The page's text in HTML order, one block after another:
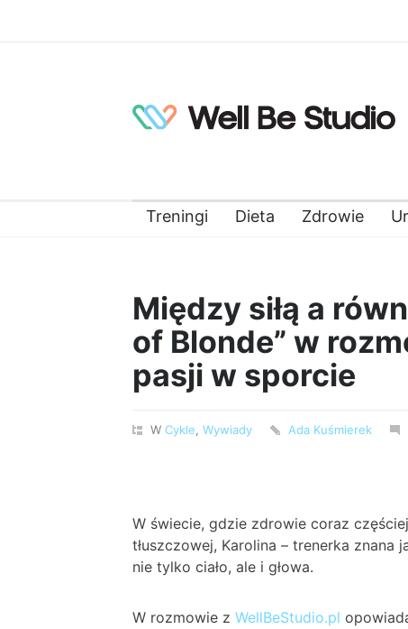
Treningi Dieta Zdrowie
Między siłą a
of Blonde” w
pasji w sporcie
W Cykle Wywiady Ada Kuśmierek
W świecie, gdzie zdrowie coraz
tłuszczowej, Karolina – trenerka znana
nie tylko ciało, ale i głowa.
W rozmowie z WellBeStudio.pl